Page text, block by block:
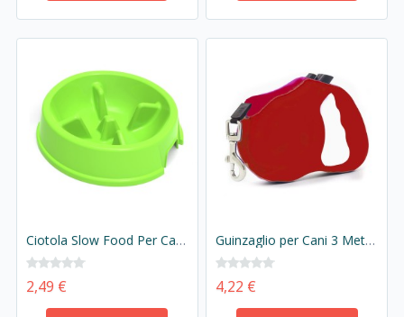
Ciotola Slow Food Per Cani e Gatti Diametro 24cm Altezza 6,5cm Capacità 1 Litro Colore Assortito
2,49 €
Guinzaglio per Cani 3 Metri Retrattile Colore Rosso
4,22 €